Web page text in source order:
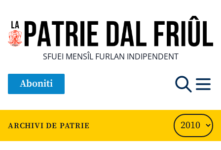
SFUEI MENSÎL FURLAN INDIPENDENT
Aboniti
ARCHIVI DE PATRIE